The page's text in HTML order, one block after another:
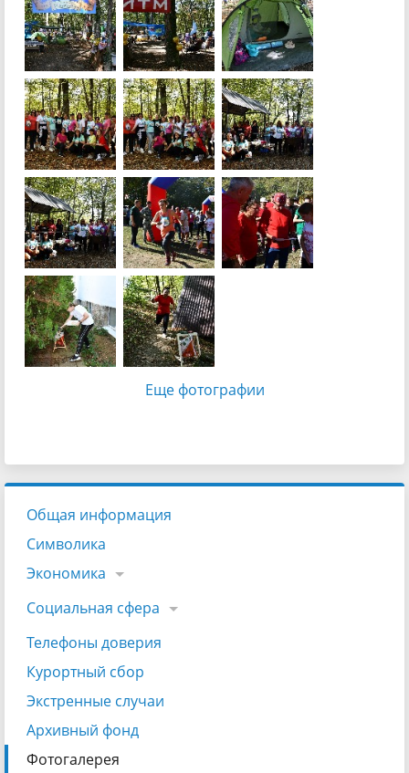
Еще фотографии
Общая информация
Символика
Экономика
Социальная сфера
Телефоны доверия
Курортный сбор
Экстренные случаи
Архивный фонд
Фотогалерея